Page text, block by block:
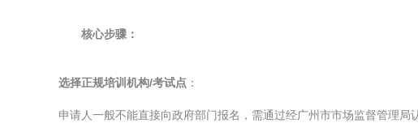
核心步骤：
选择正规培训机构/考试点 ：
申请人一般不能直接向政府部门报名，需通过经广州市市场监督管理局